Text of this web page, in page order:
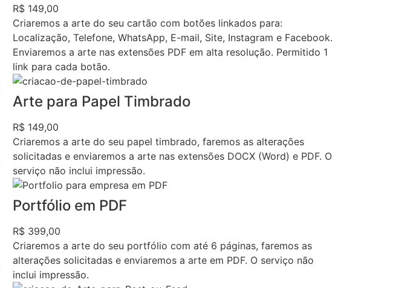
R$ 149,00
Criaremos a arte do seu cartão com botões linkados para:
Localização, Telefone, WhatsApp, E-mail, Site, Instagram e Facebook.
Enviaremos a arte nas extensões PDF em alta resolução. Permitido 1
link para cada botão.
Arte para Papel Timbrado
R$ 149,00
Criaremos a arte do seu papel timbrado, faremos as alterações
solicitadas e enviaremos a arte nas extensões DOCX (Word) e PDF. O
serviço não inclui impressão.
Portfólio em PDF
R$ 399,00
Criaremos a arte do seu portfólio com até 6 páginas, faremos as
alterações solicitadas e enviaremos a arte em PDF. O serviço não
inclui impressão.